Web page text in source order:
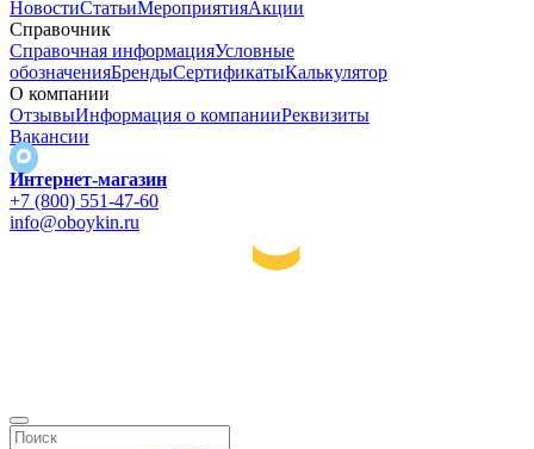
НовостиСтатьиМероприятияАкции
Справочник
Справочная информацияУсловные
обозначенияБрендыСертификатыКалькулятор
О компании
ОтзывыИнформация о компанииРеквизиты
Вакансии
Интернет-магазин
+7 (800) 551-47-60
info@oboykin.ru